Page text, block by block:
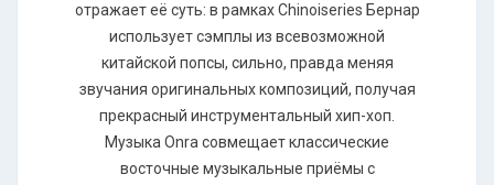
отражает её суть: в рамках Chinoiseries Бернар
использует сэмплы из всевозможной
китайской попсы, сильно, правда меняя
звучания оригинальных композиций, получая
прекрасный инструментальный хип-хоп.
Музыка Onra совмещает классические
восточные музыкальные приёмы с